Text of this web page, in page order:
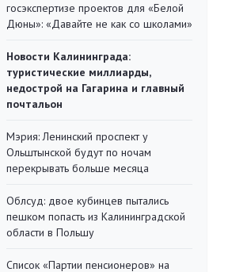
госэкспертизе проектов для «Белой
Дюны»: «Давайте не как со школами»
Новости Калининграда:
туристические миллиарды,
недострой на Гагарина и главный
почтальон
Мэрия: Ленинский проспект у
Ольштынской будут по ночам
перекрывать больше месяца
Облсуд: двое кубинцев пытались
пешком попасть из Калининградской
области в Польшу
Список «Партии пенсионеров» на